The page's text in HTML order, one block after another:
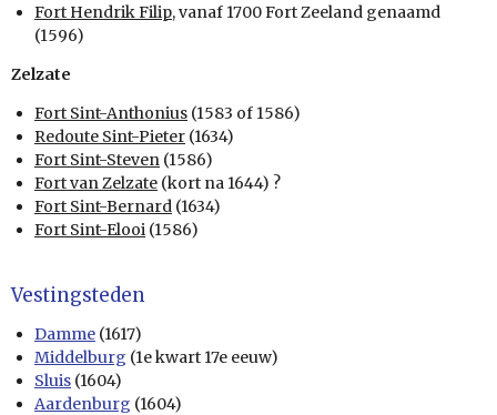
Fort Hendrik Filip, vanaf 1700 Fort Zeeland genaamd
(1596)
Zelzate
Fort Sint-Anthonius (1583 of 1586)
Redoute Sint-Pieter (1634)
Fort Sint-Steven (1586)
Fort van Zelzate (kort na 1644) ?
Fort Sint-Bernard (1634)
Fort Sint-Elooi (1586)
Vestingsteden
Damme (1617)
Middelburg (1e kwart 17e eeuw)
Sluis (1604)
Aardenburg (1604)